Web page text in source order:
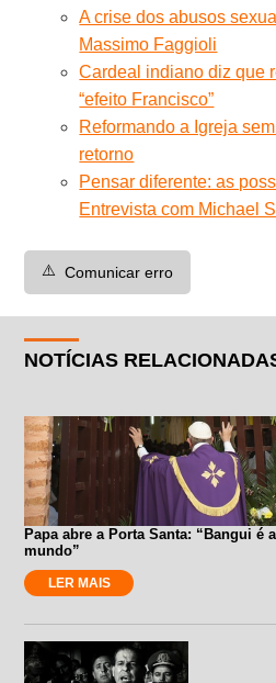
A crise dos abusos
Massimo Faggioli
Cardeal indiano diz que
“efeito Francisco”
Reformando a Igreja
retorno
Pensar diferente: as
Entrevista com Michael
⚠️ Comunicar erro
NOTÍCIAS
Papa abre a Porta Santa: “Bangui é
mundo”
LER MAIS